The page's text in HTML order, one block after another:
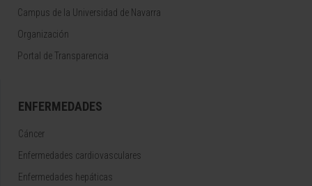
Campus de la Universidad de Navarra
Organización
Portal de Transparencia
ENFERMEDADES
Cáncer
Enfermedades cardiovasculares
Enfermedades hepáticas